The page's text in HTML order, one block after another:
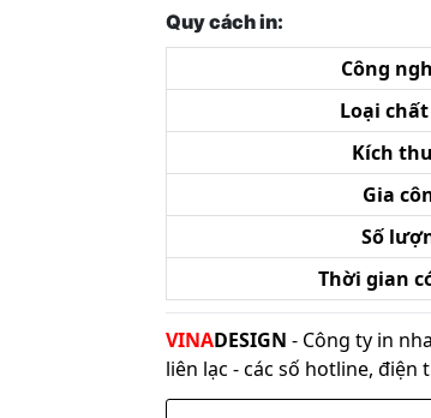
Quy cách in:
Công
Loại
Kích
Gia
Số
Thời gian
VINADESIGN - Công ty in
liên lạc - các số hotline, điện